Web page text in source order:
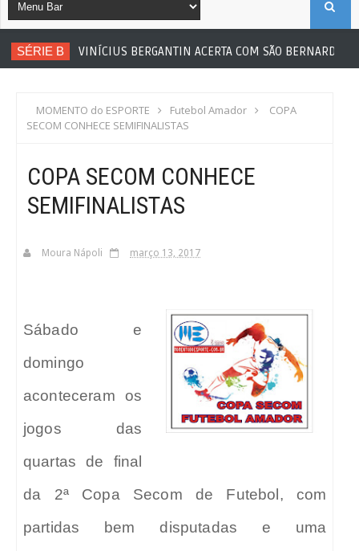
SÉRIE B VINÍCIUS BERGANTIN ACERTA COM SÃO BERNARDO
MOMENTO do ESPORTE Futebol Amador
COPA
SECOM CONHECE SEMIFINALISTAS
COPA SECOM CONHECE
SEMIFINALISTAS
Moura Nápoli março 13, 2017
Sábado e
domingo
aconteceram os
jogos das
quartas de final
da 2ª Copa Secom de Futebol, com
partidas bem disputadas e uma